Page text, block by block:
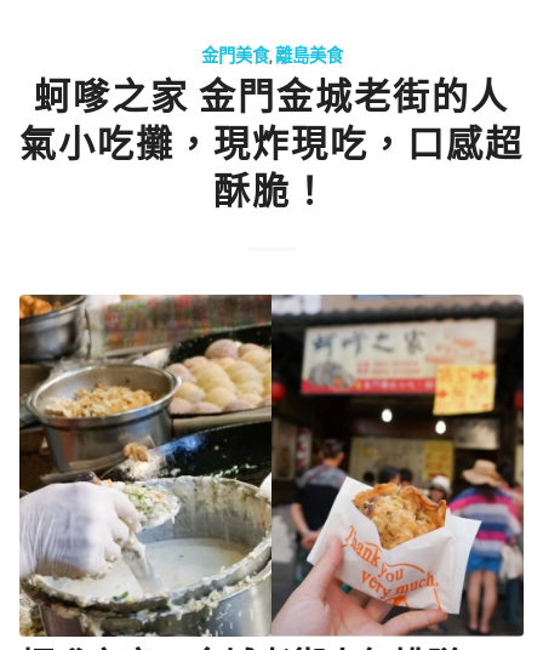
金門美食,離島美食
蚵嗲之家 金門金城老街的人
氣小吃攤，現炸現吃，口感超
酥脆！